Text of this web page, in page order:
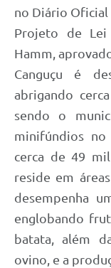
no Diário
Projeto de Lei
Hamm,
Canguçu é
abrigando
sendo o
minifúndios
cerca de 49
reside em
desempenha
englobando
batata, além
ovino, e a